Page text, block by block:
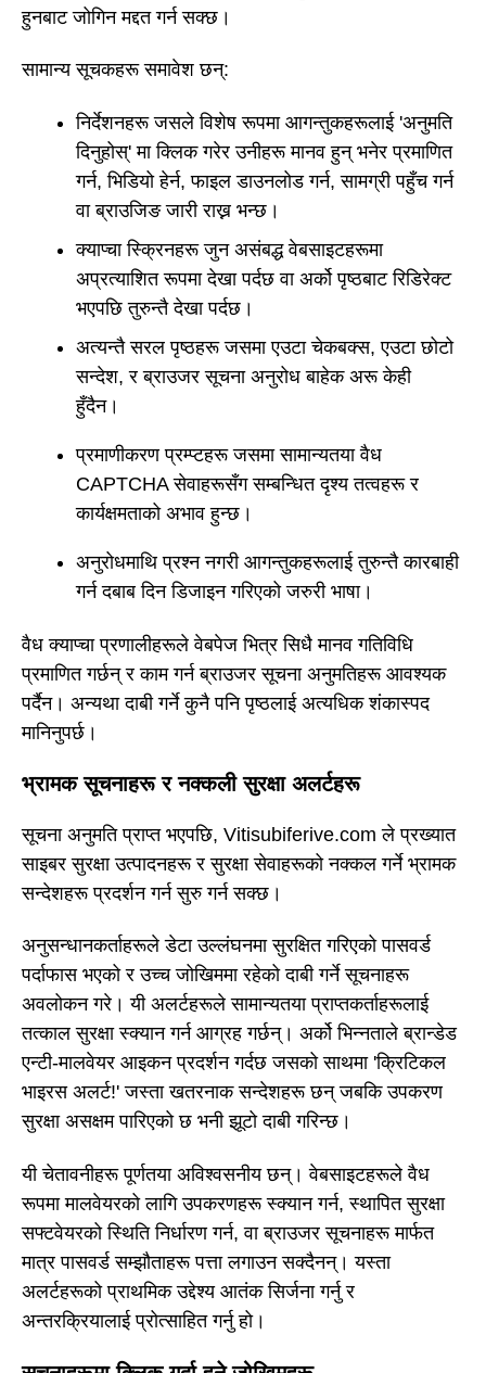
हुनबाट जोगिन मद्दत गर्न सक्छ।
सामान्य सूचकहरू समावेश छन्:
निर्देशनहरू जसले विशेष रूपमा आगन्तुकहरूलाई 'अनुमति
दिनुहोस्' मा क्लिक गरेर उनीहरू मानव हुन् भनेर प्रमाणित
गर्न, भिडियो हेर्न, फाइल डाउनलोड गर्न, सामग्री पहुँच गर्न
वा ब्राउजिङ जारी राख्न भन्छ।
क्याप्चा स्क्रिनहरू जुन असंबद्ध वेबसाइटहरूमा
अप्रत्याशित रूपमा देखा पर्दछ वा अर्को पृष्ठबाट रिडिरेक्ट
भएपछि तुरुन्तै देखा पर्दछ।
अत्यन्तै सरल पृष्ठहरू जसमा एउटा चेकबक्स, एउटा छोटो
सन्देश, र ब्राउजर सूचना अनुरोध बाहेक अरू केही
हुँदैन।
प्रमाणीकरण प्रम्प्टहरू जसमा सामान्यतया वैध
CAPTCHA सेवाहरूसँग सम्बन्धित दृश्य तत्वहरू र
कार्यक्षमताको अभाव हुन्छ।
अनुरोधमाथि प्रश्न नगरी आगन्तुकहरूलाई तुरुन्तै कारबाही
गर्न दबाब दिन डिजाइन गरिएको जरुरी भाषा।
वैध क्याप्चा प्रणालीहरूले वेबपेज भित्र सिधै मानव गतिविधि
प्रमाणित गर्छन् र काम गर्न ब्राउजर सूचना अनुमतिहरू आवश्यक
पर्दैन। अन्यथा दाबी गर्ने कुनै पनि पृष्ठलाई अत्यधिक शंकास्पद
मानिनुपर्छ।
भ्रामक सूचनाहरू र नक्कली सुरक्षा अलर्टहरू
सूचना अनुमति प्राप्त भएपछि, Vitisubiferive.com ले प्रख्यात
साइबर सुरक्षा उत्पादनहरू र सुरक्षा सेवाहरूको नक्कल गर्ने भ्रामक
सन्देशहरू प्रदर्शन गर्न सुरु गर्न सक्छ।
अनुसन्धानकर्ताहरूले डेटा उल्लंघनमा सुरक्षित गरिएको पासवर्ड
पर्दाफास भएको र उच्च जोखिममा रहेको दाबी गर्ने सूचनाहरू
अवलोकन गरे। यी अलर्टहरूले सामान्यतया प्राप्तकर्ताहरूलाई
तत्काल सुरक्षा स्क्यान गर्न आग्रह गर्छन्। अर्को भिन्नताले ब्रान्डेड
एन्टी-मालवेयर आइकन प्रदर्शन गर्दछ जसको साथमा 'क्रिटिकल
भाइरस अलर्ट!' जस्ता खतरनाक सन्देशहरू छन् जबकि उपकरण
सुरक्षा असक्षम पारिएको छ भनी झूटो दाबी गरिन्छ।
यी चेतावनीहरू पूर्णतया अविश्वसनीय छन्। वेबसाइटहरूले वैध
रूपमा मालवेयरको लागि उपकरणहरू स्क्यान गर्न, स्थापित सुरक्षा
सफ्टवेयरको स्थिति निर्धारण गर्न, वा ब्राउजर सूचनाहरू मार्फत
मात्र पासवर्ड सम्झौताहरू पत्ता लगाउन सक्दैनन्। यस्ता
अलर्टहरूको प्राथमिक उद्देश्य आतंक सिर्जना गर्नु र
अन्तरक्रियालाई प्रोत्साहित गर्नु हो।